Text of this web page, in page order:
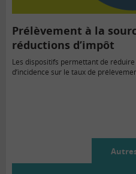
Prélèvement à la
réductions d’impôt
Les dispositifs permettant de réduire
d’incidence sur le taux de